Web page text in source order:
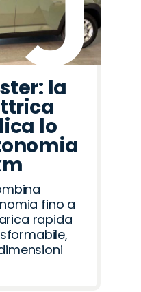
la
lo
fino a
rapida